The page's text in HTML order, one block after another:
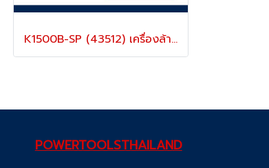
K1500B-SP (43512) เครื่องล้างท่อไฟฟ้า สำหรับท่อ 2”-10” นิ้ว พร้อมอุปกรณ์ ริดยิท ‘RIDGID” USA.
POWERTOOLSTHAILAND